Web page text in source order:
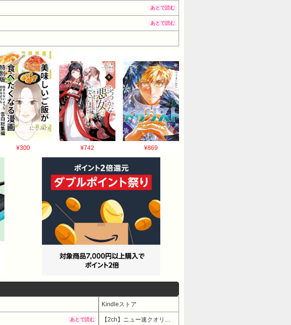
あとで読む
あとで読む
¥300 ¥742 ¥869
Kindleストア
あとで読む